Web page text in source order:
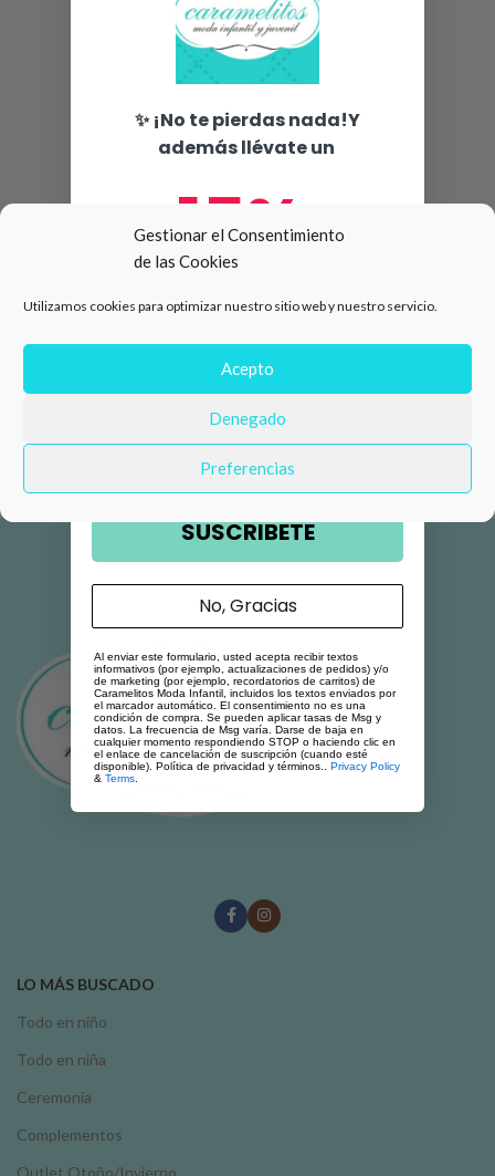
Gestionar el Consentimiento
de las Cookies
Utilizamos cookies para optimizar nuestro sitio web y nuestro servicio.
Acepto
Denegado
Preferencias
LO MÁS BUSCADO
Todo en niño
Todo en niña
Ceremonia
Complementos
Outlet Otoño/Invierno
✨ ¡No te pierdas nada!Y
además llévate un
15%
compra 🛍️
Número de teléfono
Email
SUSCRIBETE
No, Gracias
Al enviar este formulario, usted acepta recibir textos
informativos (por ejemplo, actualizaciones de pedidos) y/o
de marketing (por ejemplo, recordatorios de carritos) de
Caramelitos Moda Infantil, incluidos los textos enviados por
el marcador automático. El consentimiento no es una
condición de compra. Se pueden aplicar tasas de Msg y
datos. La frecuencia de Msg varía. Darse de baja en
cualquier momento respondiendo STOP o haciendo clic en
el enlace de cancelación de suscripción (cuando esté
disponible). Política de privacidad y términos.. Privacy Policy
& Terms